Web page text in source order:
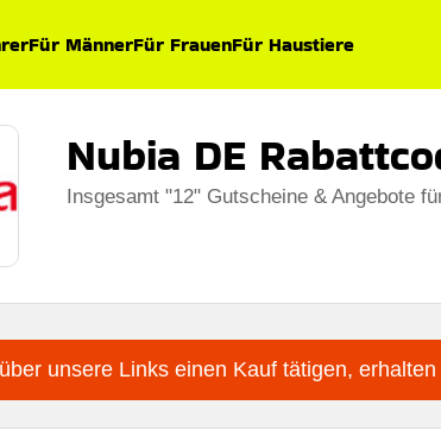
Für MännerFür FrauenFür Haustiere
Nubia DE
Insgesamt "12" Gutscheine & Angebote
unsere Links einen Kauf tätigen,